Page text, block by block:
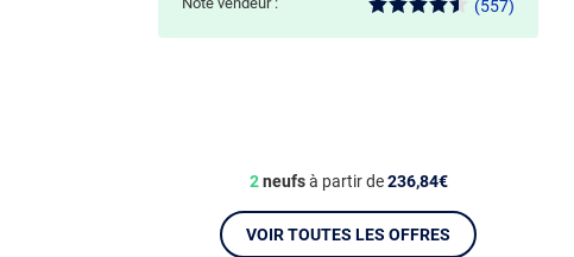
(557)
2neufsà partir de236,84€
VOIR TOUTES LES OFFRES